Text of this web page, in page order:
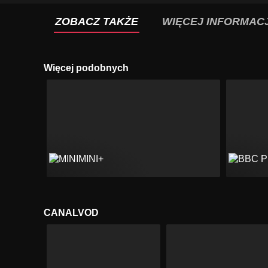
ZOBACZ TAKŻE WIĘCEJ
Więcej podobnych
CANALVOD